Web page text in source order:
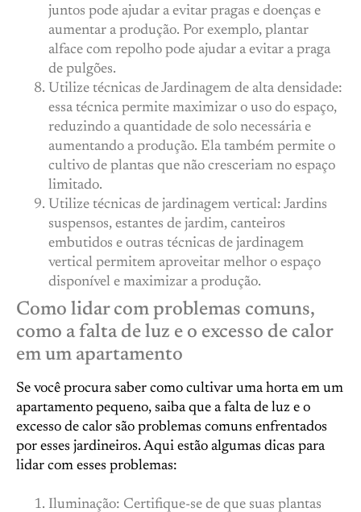
juntos pode ajudar a evitar pragas e doenças e
aumentar a produção. Por exemplo, plantar
alface com repolho pode ajudar a evitar a praga
de pulgões.
Utilize técnicas de Jardinagem de alta densidade:
essa técnica permite maximizar o uso do espaço,
reduzindo a quantidade de solo necessária e
aumentando a produção. Ela também permite o
cultivo de plantas que não cresceriam no espaço
limitado.
Utilize técnicas de jardinagem vertical: Jardins
suspensos, estantes de jardim, canteiros
embutidos e outras técnicas de jardinagem
vertical permitem aproveitar melhor o espaço
disponível e maximizar a produção.
Como lidar com problemas comuns,
como a falta de luz e o excesso de calor
em um apartamento
Se você procura saber como cultivar uma horta em um
apartamento pequeno, saiba que a falta de luz e o
excesso de calor são problemas comuns enfrentados
por esses jardineiros. Aqui estão algumas dicas para
lidar com esses problemas:
Iluminação: Certifique-se de que suas plantas